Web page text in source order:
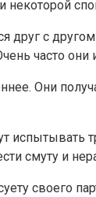
некоторой
с другом
часто
Они
смуту и
своего